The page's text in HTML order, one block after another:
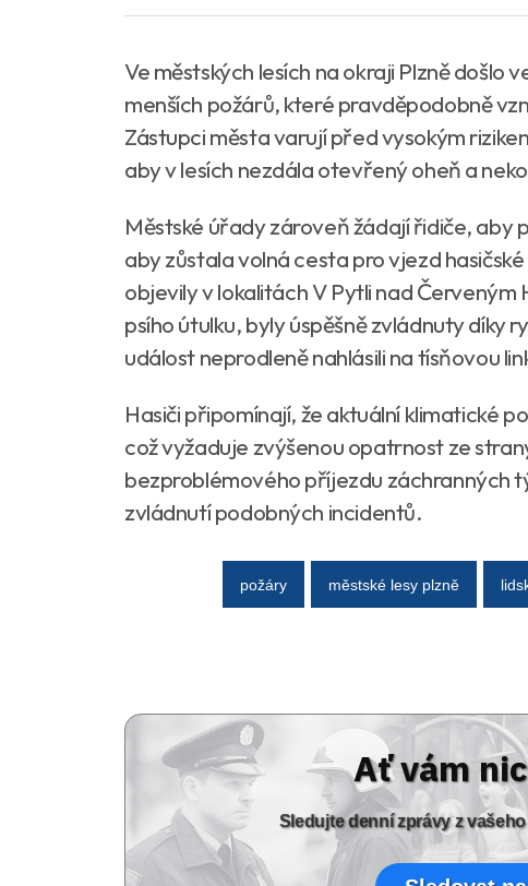
Ve městských lesích na okraji Plzně došlo
menších požárů, které pravděpodobně
Zástupci města varují před vysokým
aby v lesích nezdála otevřený oheň a
Městské úřady zároveň žádají řidiče, aby
aby zůstala volná cesta pro vjezd
objevily v lokalitách V Pytli nad
psího útulku, byly úspěšně zvládnuty díky
událost neprodleně nahlásili na tísňovou
Hasiči připomínají, že aktuální klimatické
což vyžaduje zvýšenou opatrnost ze
bezproblémového příjezdu záchranných
zvládnutí podobných incidentů.
požáry městské lesy plzně
Ať vám
Sledujte denní zprávy z